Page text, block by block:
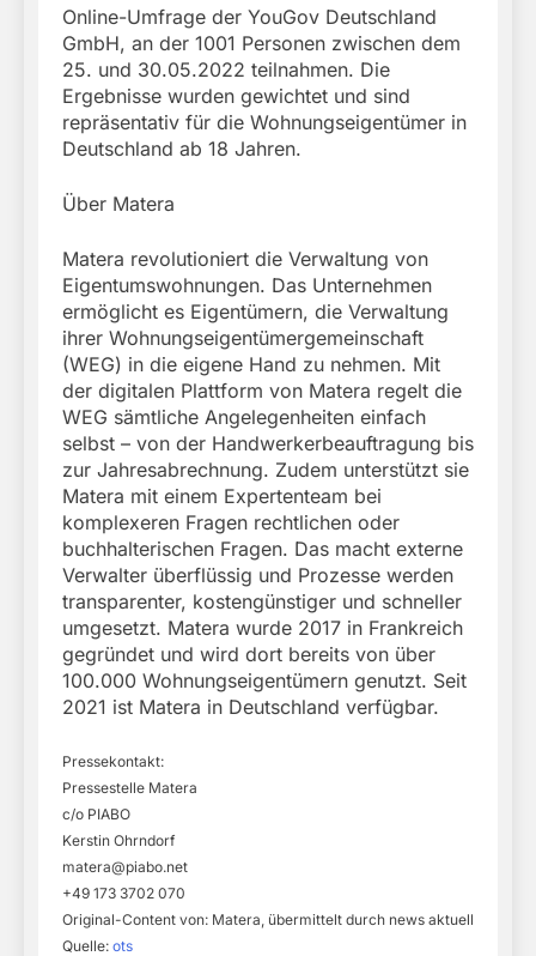
Online-Umfrage der YouGov Deutschland
GmbH, an der 1001 Personen zwischen dem
25. und 30.05.2022 teilnahmen. Die
Ergebnisse wurden gewichtet und sind
repräsentativ für die Wohnungseigentümer in
Deutschland ab 18 Jahren.
Über Matera
Matera revolutioniert die Verwaltung von
Eigentumswohnungen. Das Unternehmen
ermöglicht es Eigentümern, die Verwaltung
ihrer Wohnungseigentümergemeinschaft
(WEG) in die eigene Hand zu nehmen. Mit
der digitalen Plattform von Matera regelt die
WEG sämtliche Angelegenheiten einfach
selbst – von der Handwerkerbeauftragung bis
zur Jahresabrechnung. Zudem unterstützt sie
Matera mit einem Expertenteam bei
komplexeren Fragen rechtlichen oder
buchhalterischen Fragen. Das macht externe
Verwalter überflüssig und Prozesse werden
transparenter, kostengünstiger und schneller
umgesetzt. Matera wurde 2017 in Frankreich
gegründet und wird dort bereits von über
100.000 Wohnungseigentümern genutzt. Seit
2021 ist Matera in Deutschland verfügbar.
Pressekontakt:
Pressestelle Matera
c/o PIABO
Kerstin Ohrndorf
matera@piabo.net
+49 173 3702 070
Original-Content von: Matera, übermittelt durch news aktuell
Quelle: ots